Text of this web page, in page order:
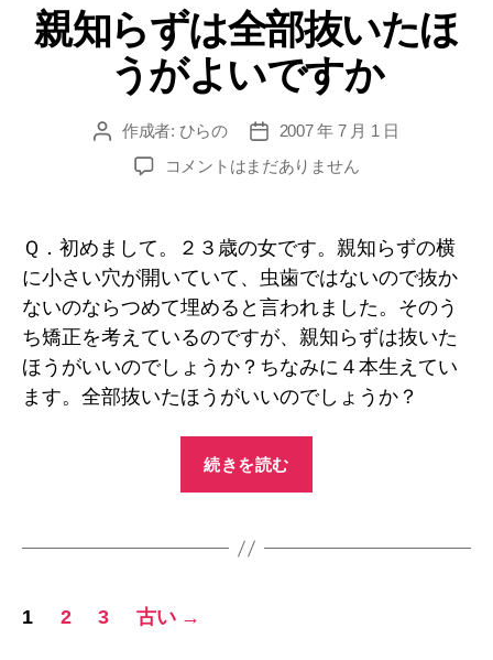
く
な
り
ま
す”
ゴ
リ
ー
親知らずは全部抜いたほ
うがよいですか
投 作成者: ひらの
投
稿
日
2007 年 7 月 1 日
親
は
全
部
抜
い
た
ほ
す
の
コメントはまだありません
Ｑ．初めまして。２３歳の女です。親知らずの横
に小さい穴が開いていて、虫歯ではないので抜か
ないのならつめて埋めると言われました。そのう
ち矯正を考えているのですが、親知らずは抜いた
ほうがいいのでしょうか？ちなみに４本生えてい
ます。全部抜いたほうがいいのでしょうか？
続きを読む
投
1 2 3 古い →